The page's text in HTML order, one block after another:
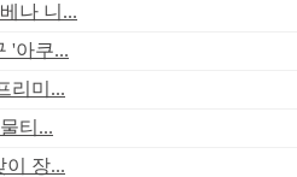
나 니...
'아쿠...
리미...
티...
이 장...